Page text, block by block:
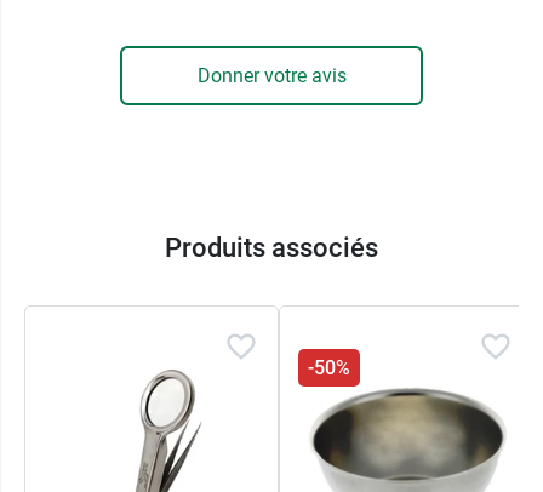
Donner votre avis
Produits associés
-50%